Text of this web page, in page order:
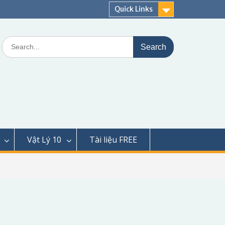
Quick Links
Search
for:
Vật Lý 10 Tài liệu FREE